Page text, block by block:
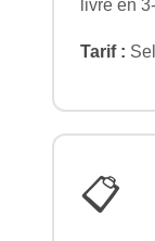
livré en
Tarif :
📋